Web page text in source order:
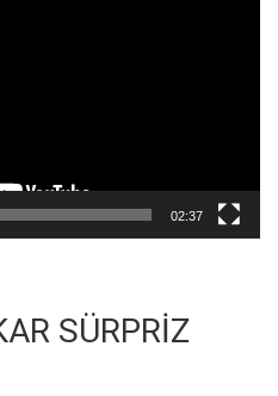
02:37
SÜRPRİZ